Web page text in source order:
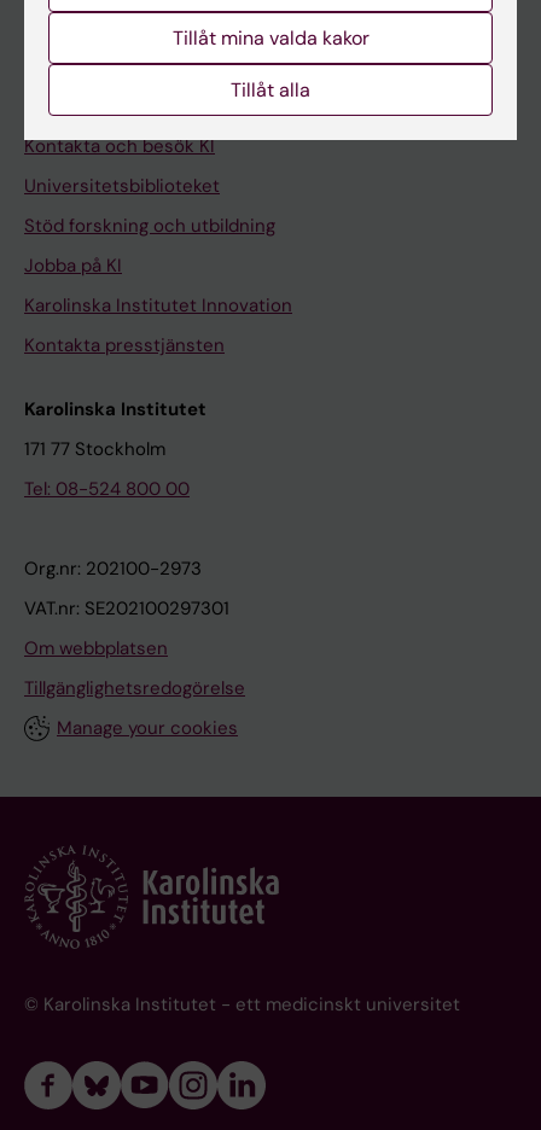
Kontakta och besök KI
Universitetsbiblioteket
Stöd forskning och utbildning
Jobba på KI
Karolinska Institutet Innovation
Kontakta presstjänsten
Karolinska Institutet
171 77 Stockholm
Tel: 08-524 800 00
Org.nr: 202100-2973
VAT.nr: SE202100297301
Om webbplatsen
Tillgänglighetsredogörelse
Manage your cookies
© Karolinska Institutet - ett medicinskt universitet
Tillåt mina valda kakor
Tillåt alla